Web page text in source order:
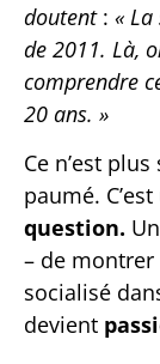
doutent: «
de 2011. Là,
comprendre
20 ans. »
Ce n’est
paumé.
question.
– de montrer
socialisé
devient